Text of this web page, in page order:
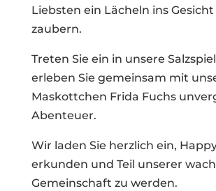
Liebsten ein Lächeln ins Gesicht
zaubern.
Treten Sie ein in unsere
erleben Sie gemeinsam mit
Maskottchen Frida Fuchs
Abenteuer.
Wir laden Sie herzlich ein,
erkunden und Teil unserer
Gemeinschaft zu werden.